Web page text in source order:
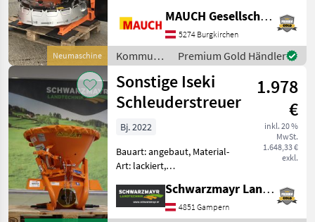
Neumaschine
Streubegrenzung
Ausstattung: - 750lt.
Volumen -
Mehrschichtlackierung -
Gelenkwelle Wal
MAUCH Gesellschaft m.b.H. & Co.KG
5274 Burgkirchen
Kommunalgeräte
/ Amazone
Premium Gold Händler
Sonstige Iseki
Schleuderstreuer
1.978
€
inkl. 20 %
MwSt.
1.648,33 €
exkl.
Bj. 2022
Bauart: angebaut, Material-
Art: lackiert,
mechanisch, Rührwerk,
Abdeckplane,
Schwarzmayr Landtechnik GmbH - Gampern
4851 Gampern